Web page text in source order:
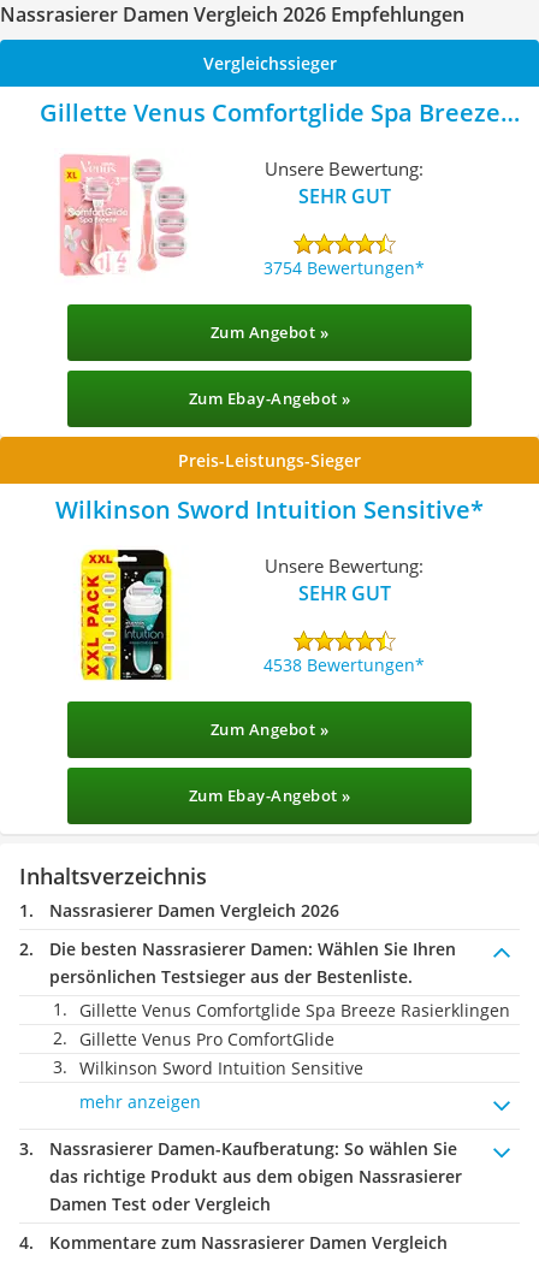
Nassrasierer Damen Vergleich 2026 Empfehlungen
Vergleichssieger
Gillette Venus Comfortglide Spa Breeze
Unsere Bewertung:
SEHR GUT
3754 Bewertungen
Zum Angebot »
Zum Ebay-Angebot »
Preis-Leistungs-Sieger
Wilkinson Sword Intuition Sensitive
Unsere Bewertung:
SEHR GUT
4538 Bewertungen
Zum Angebot »
Zum Ebay-Angebot »
Inhaltsverzeichnis
Nassrasierer Damen Vergleich 2026
Die besten Nassrasierer Damen: Wählen Sie Ihren
persönlichen Testsieger aus der Bestenliste.
Gillette Venus Comfortglide Spa Breeze Rasierklingen
Gillette Venus Pro ComfortGlide
Wilkinson Sword Intuition Sensitive
mehr anzeigen
Nassrasierer Damen-Kaufberatung: So wählen Sie
das richtige Produkt aus dem obigen Nassrasierer
Damen Test oder Vergleich
Kommentare zum Nassrasierer Damen Vergleich